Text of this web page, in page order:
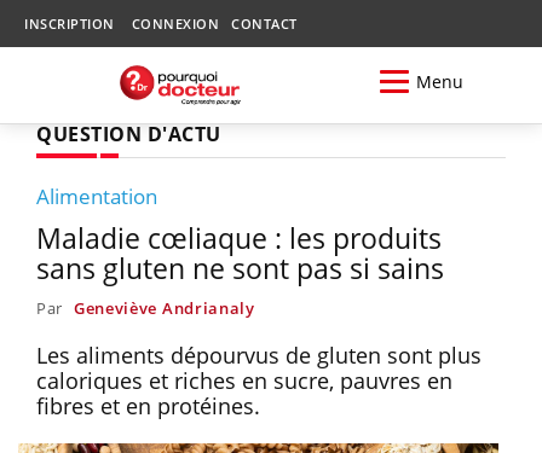
INSCRIPTION CONNEXION CONTACT
Menu
QUESTION D'ACTU
Alimentation
Maladie cœliaque : les produits
sans gluten ne sont pas si sains
Par Geneviève Andrianaly
Les aliments dépourvus de gluten sont plus
caloriques et riches en sucre, pauvres en
fibres et en protéines.